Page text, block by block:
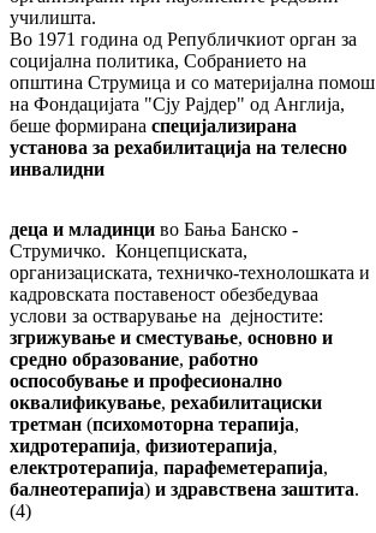
училишта.
Во 1971 година од Републичкиот орган за
социјална политика, Собранието на
општина Струмица и со материјална помош
на Фондацијата "Сју Рајдер" од Англија,
беше формирана специјализирана
установа за рехабилитација на телесно
инвалидни
деца и младинци во Бања Банско -
Струмичко. Концепциската,
организациската, техничко-технолошката и
кадровската поставеност обезбедуваа
услови за остварување на дејностите:
згрижување и сместување, основно и
средно образование, работно
оспособување и професионално
оквалификување, рехабилитациски
третман (психомоторна терапија,
хидротерапија, физиотерапија,
електротерапија, парафеметерапија,
балнеотерапија) и здравствена заштита.
(4)